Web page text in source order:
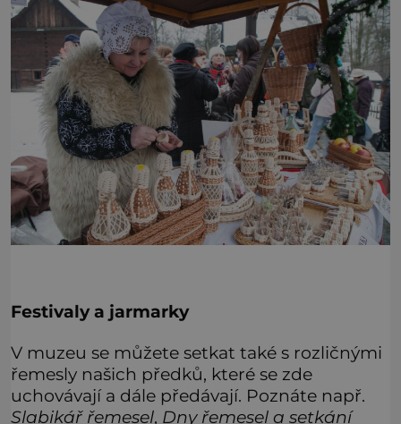
Festivaly a jarmarky
V muzeu se můžete setkat také s rozličnými
řemesly našich předků, které se zde
uchovávají a dále předávají. Poznáte např.
Slabikář řemesel, Dny řemesel a setkání